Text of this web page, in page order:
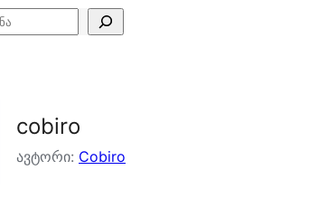
cobiro
ავტორი: Cobiro